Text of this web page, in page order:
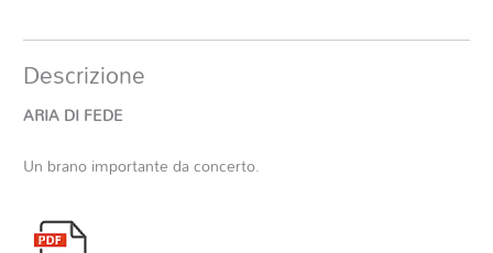
Descrizione
ARIA DI FEDE
Un brano importante da concerto.